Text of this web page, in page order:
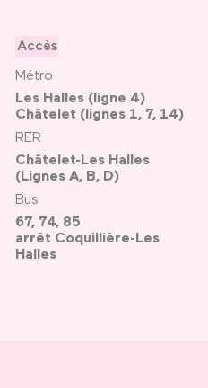
Accès
Métro
Les Halles (ligne 4)
Châtelet (lignes 1, 7, 14)
RER
Châtelet-Les Halles
(Lignes A, B, D)
Bus
67, 74, 85
arrêt Coquillière-Les
Halles